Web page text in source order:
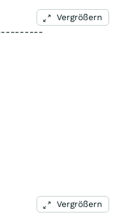
Vergrößern
Vergrößern